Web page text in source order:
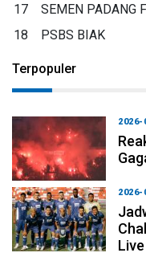
17
SEMEN PADANG
18
PSBS BIAK
Terpopuler
2026-
2026-